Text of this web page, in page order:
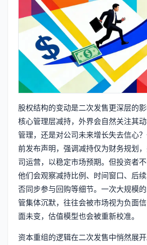
股权结构的变动是二次发售更深层的
核心管理层减持，外界会自然关注其
管理，还是对公司未来增长失去信心
前发布声明，强调减持仅为财务规划
司运营，以稳定市场预期。但投资者不
他们会观察减持比例、时间窗口、后
否同步参与回购等细节。一次大规模
管集体沉默，往往会被市场视为负面
面未变，估值模型也会被重新校准。
资本重组的逻辑在二次发售中悄然展